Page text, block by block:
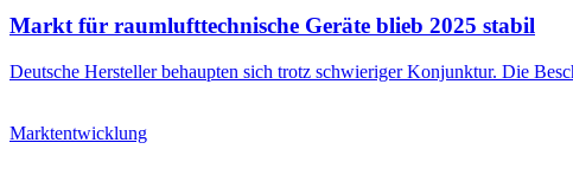
Markt für raumlufttechnische Geräte blieb 2025 stabil
Deutsche Hersteller behaupten sich trotz schwieriger Konjunktur. Die
Marktentwicklung